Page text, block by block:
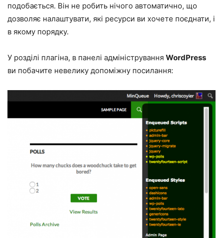
подобається. Він не робить нічого автоматично, що
дозволяє налаштувати, які ресурси ви хочете поєднати, і
в якому порядку.
У розділі плагіна, в панелі адміністрування WordPress
ви побачите невелику допоміжну посилання: